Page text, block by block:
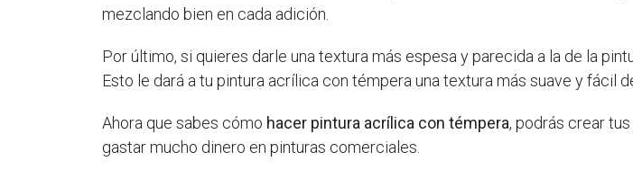
mezclando bien en cada adición.
Por último, si quieres darle una textura más espesa y parecida a la de la
Esto le dará a tu pintura acrílica con témpera una textura más suave y fácil
Ahora que sabes cómo hacer pintura acrílica con témpera, podrás crear
gastar mucho dinero en pinturas comerciales.